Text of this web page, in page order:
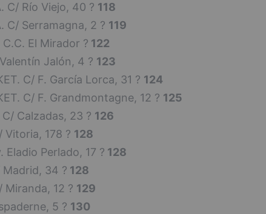
C/ Río Viejo, 40 ? 118
C/ Serramagna, 2 ? 119
C.C. El Mirador ? 122
Jalón, 4 ? 123
C/ F. García Lorca, 31 ? 124
C/ F. Grandmontagne, 12 ? 125
C/ Calzadas, 23 ? 126
Vitoria, 178 ? 128
Eladio Perlado, 17 ? 128
Madrid, 34 ? 128
Miranda, 12 ? 129
5 ? 130